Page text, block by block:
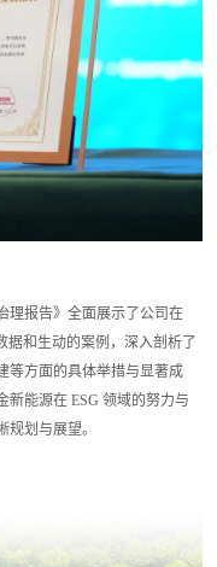
理报告》全面展示了公司在
据和生动的案例，深入剖析了
等方面的具体举措与显著成
能源在 ESG 领域的努力与
规划与展望。